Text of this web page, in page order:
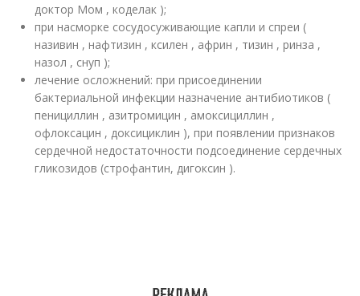
доктор Мом , коделак );
при насморке сосудосуживающие капли и спреи (
називин , нафтизин , ксилен , африн , тизин , ринза ,
назол , снуп );
лечение осложнений: при присоединении
бактериальной инфекции назначение антибиотиков (
пенициллин , азитромицин , амоксициллин ,
офлоксацин , доксициклин ), при появлении признаков
сердечной недостаточности подсоединение сердечных
гликозидов (строфантин, дигоксин ).